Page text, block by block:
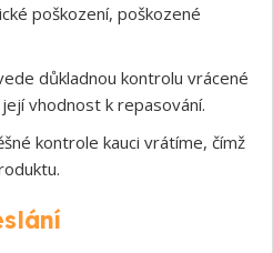
poškození, poškozené
důkladnou kontrolu vrácené
vhodnost k repasování.
kontrole kauci vrátíme, čímž